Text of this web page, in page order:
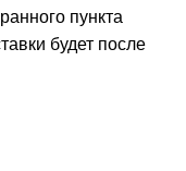
пункта
будет после